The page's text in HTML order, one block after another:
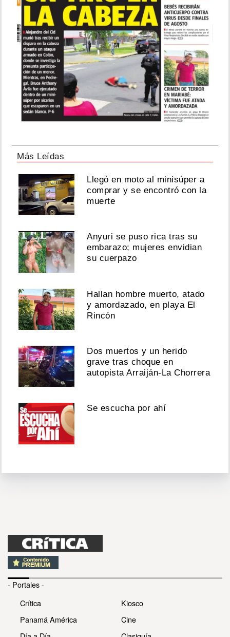
Más Leídas
Llegó en moto al minisúper a
comprar y se encontró con la
muerte
Anyuri se puso rica tras su
embarazo; mujeres envidian
su cuerpazo
Hallan hombre muerto, atado
y amordazado, en playa El
Rincón
Dos muertos y un herido
grave tras choque en
autopista Arraiján-La Chorrera
Se escucha por ahí
- Portales -
Crítica
Panamá América
Kiosco
Cine